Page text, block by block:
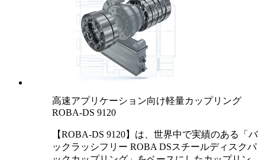
高速アプリケーション向け軽量カップリング
ROBA-DS 9120
【ROBA-DS 9120】は、世界中で実績のある「バ
ックラッシフリー ROBA DSスチールディスクパ